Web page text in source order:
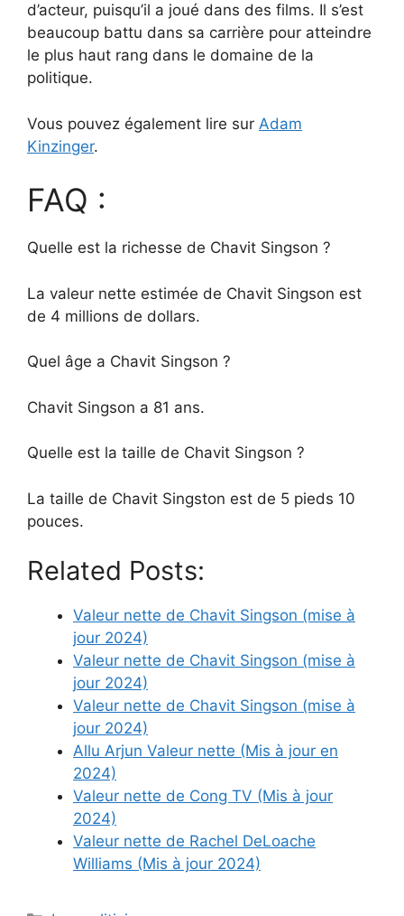
d’acteur, puisqu’il a joué dans des films. Il s’est
beaucoup battu dans sa carrière pour atteindre
le plus haut rang dans le domaine de la
politique.
Vous pouvez également lire sur Adam
Kinzinger.
FAQ :
Quelle est la richesse de Chavit Singson ?
La valeur nette estimée de Chavit Singson est
de 4 millions de dollars.
Quel âge a Chavit Singson ?
Chavit Singson a 81 ans.
Quelle est la taille de Chavit Singson ?
La taille de Chavit Singston est de 5 pieds 10
pouces.
Related Posts:
Valeur nette de Chavit Singson (mise à
jour 2024)
Valeur nette de Chavit Singson (mise à
jour 2024)
Valeur nette de Chavit Singson (mise à
jour 2024)
Allu Arjun Valeur nette (Mis à jour en
2024)
Valeur nette de Cong TV (Mis à jour
2024)
Valeur nette de Rachel DeLoache
Williams (Mis à jour 2024)